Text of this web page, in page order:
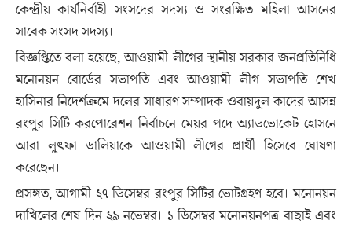
কেন্দ্রীয় কার্যনির্বাহী সংসদের সদস্য ও সংরক্ষিত মহিলা আসনের
সাবেক সংসদ সদস্য।
বিজ্ঞপ্তিতে বলা হয়েছে, আওয়ামী লীগের স্থানীয় সরকার জনপ্রতিনিধি
মনোনয়ন বোর্ডের সভাপতি এবং আওয়ামী লীগ সভাপতি শেখ
হাসিনার নিদের্শক্রমে দলের সাধারণ সম্পাদক ওবায়দুল কাদের আসন্ন
রংপুর সিটি করপোরেশন নির্বাচনে মেয়র পদে অ্যাডভোকেট হোসনে
আরা লুৎফা ডালিয়াকে আওয়ামী লীগের প্রার্থী হিসেবে ঘোষণা
করেছেন।
প্রসঙ্গত, আগামী ২৭ ডিসেম্বর রংপুর সিটির ভোটগ্রহণ হবে। মনোনয়ন
দাখিলের শেষ দিন ২৯ নভেম্বর। ১ ডিসেম্বর মনোনয়নপত্র বাছাই এবং